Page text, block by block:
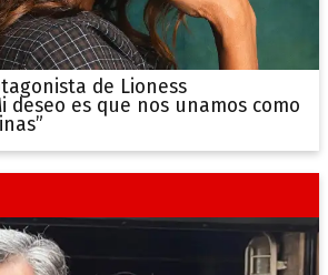
de Lioness
deseo es que nos unamos como